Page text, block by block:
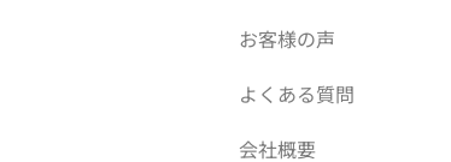
お客様の声
よくある質問
会社概要